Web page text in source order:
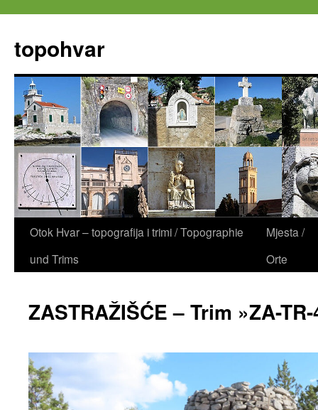
springen
topohvar
Otok Hvar – topografija i trimi / Topographie
und Trims
Mjesta /
Orte
ZASTRAŽIŠĆE – Trim »ZA-